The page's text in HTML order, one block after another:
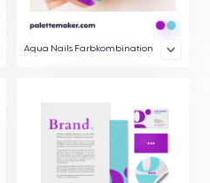
Aqua Nails Farbkombination